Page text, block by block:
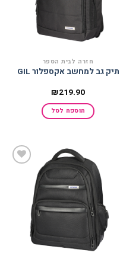
חזרה לבית הספר
תיק גב למחשב אקספלור GIL
₪219.90
הוספה לסל